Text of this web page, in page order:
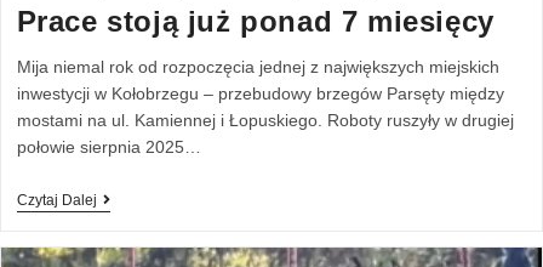
Prace stoją już ponad 7 miesięcy
Mija niemal rok od rozpoczęcia jednej z największych miejskich
inwestycji w Kołobrzegu – przebudowy brzegów Parsęty między
mostami na ul. Kamiennej i Łopuskiego. Roboty ruszyły w drugiej
połowie sierpnia 2025…
Czytaj Dalej